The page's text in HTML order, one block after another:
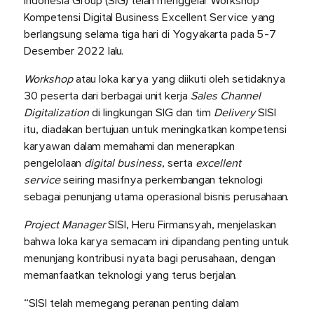
Kompetensi Digital Business Excellent Service yang
berlangsung selama tiga hari di Yogyakarta pada 5-7
Desember 2022 lalu.
Workshopatau loka karya yang diikuti oleh setidaknya
30 peserta dari berbagai unit kerja Sales Channel
Digitalization di lingkungan SIG dan tim DeliverySISI
itu, diadakan bertujuan untuk meningkatkan kompetensi
karyawan dalam memahami dan menerapkan
pengelolaan digital business,serta excellent
serviceseiring masifnya perkembangan teknologi
sebagai penunjang utama operasional bisnis perusahaan.
Project ManagerSISI, Heru Firmansyah, menjelaskan
bahwa loka karya semacam ini dipandang penting untuk
menunjang kontribusi nyata bagi perusahaan, dengan
memanfaatkan teknologi yang terus berjalan.
“SISI telah memegang peranan penting dalam